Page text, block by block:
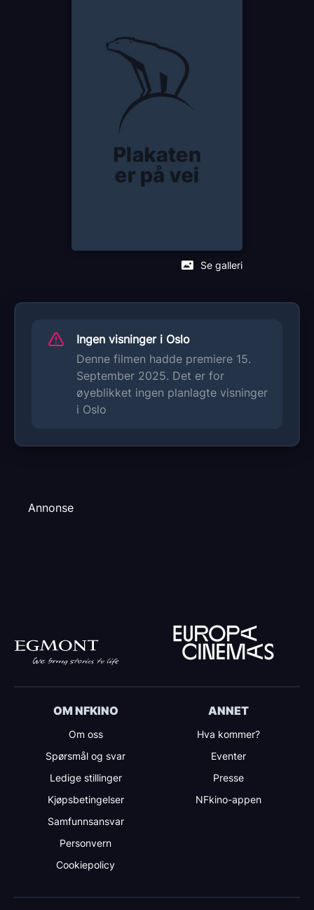
Se galleri
Ingen visninger i Oslo
Denne filmen hadde premiere 15.
September 2025. Det er for
øyeblikket ingen planlagte visninger
i Oslo
Annonse
OM NFKINO
Om oss
Spørsmål og svar
Ledige stillinger
Kjøpsbetingelser
Samfunnsansvar
Personvern
Cookiepolicy
ANNET
Hva kommer?
Eventer
Presse
NFkino-appen